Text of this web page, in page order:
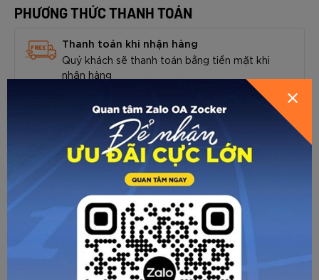
PHƯƠNG THỨC THANH TOÁN
Thanh toán khi nhận hàng
Quý khách sẽ thanh toán bằng tiền mặt khi
nhận hàng
Thanh toán chuyển khoản
Thanh toán chuyển khoản qua số tài khoản
ngân hàng
Ngân hàng Thương mại Cổ phần Nam Á
Số TK: 020282029
Chủ TK: Lê Thị Kiều Chang
(Quý khách vui lòng chụp lại thông tin chuyển khoản và
liên hệ với Zocker để được hỗ trợ sớm nhất)